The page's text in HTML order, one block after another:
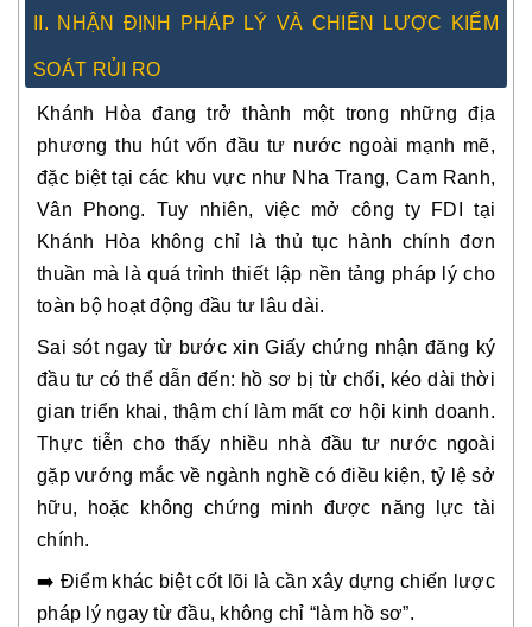
II. NHẬN ĐỊNH PHÁP LÝ VÀ CHIẾN LƯỢC KIỂM
SOÁT RỦI RO
Khánh Hòa đang trở thành một trong những địa
phương thu hút vốn đầu tư nước ngoài mạnh mẽ,
đặc biệt tại các khu vực như Nha Trang, Cam Ranh,
Vân Phong. Tuy nhiên, việc mở công ty FDI tại
Khánh Hòa không chỉ là thủ tục hành chính đơn
thuần mà là quá trình thiết lập nền tảng pháp lý cho
toàn bộ hoạt động đầu tư lâu dài.
Sai sót ngay từ bước xin Giấy chứng nhận đăng ký
đầu tư có thể dẫn đến: hồ sơ bị từ chối, kéo dài thời
gian triển khai, thậm chí làm mất cơ hội kinh doanh.
Thực tiễn cho thấy nhiều nhà đầu tư nước ngoài
gặp vướng mắc về ngành nghề có điều kiện, tỷ lệ sở
hữu, hoặc không chứng minh được năng lực tài
chính.
➡️ Điểm khác biệt cốt lõi là cần xây dựng chiến lược
pháp lý ngay từ đầu, không chỉ “làm hồ sơ”.